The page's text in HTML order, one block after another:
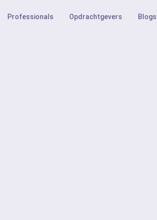
Professionals Opdrachtgevers Blogs